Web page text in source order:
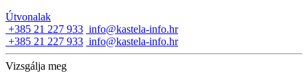
Útvonalak
+385 21 227 933 info@kastela-info.hr
+385 21 227 933 info@kastela-info.hr
Vizsgálja meg